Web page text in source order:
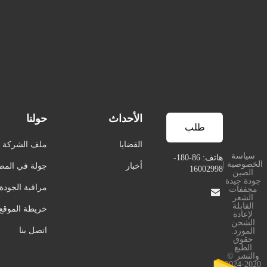
حولنا
ملف الشركة
جولة في
مراقبة الجودة
خريطة
اتصل بنا
الأحداث
القضايا
أخبار
طلب
اقتباس هاتف: 86-180-
16002998

سياسة
الخصوصية
الصين
جودة جيدة
مجففات
الشعر
القابلة
لإعادة
الشحن
المورد.
حقوق
الطبع
والنشر ©
2020-2024